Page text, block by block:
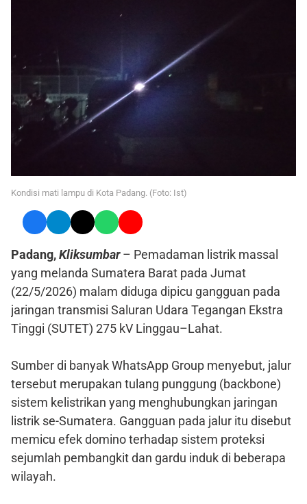
Kondisi mati lampu di Kota Padang. (Foto: Ist)
Padang,Kliksumbar– Pemadaman listrik massal
yang melanda Sumatera Barat pada Jumat
(22/5/2026) malam diduga dipicu gangguan pada
jaringan transmisi Saluran Udara Tegangan Ekstra
Tinggi (SUTET) 275 kV Linggau–Lahat.
Sumber di banyak WhatsApp Group menyebut, jalur
tersebut merupakan tulang punggung (backbone)
sistem kelistrikan yang menghubungkan jaringan
listrik se-Sumatera. Gangguan pada jalur itu disebut
memicu efek domino terhadap sistem proteksi
sejumlah pembangkit dan gardu induk di beberapa
wilayah.